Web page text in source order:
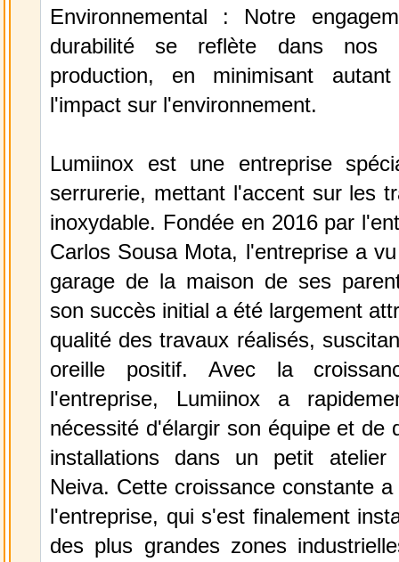
Environnemental : Notre
durabilité se reflète dans nos
production, en minimisant
l'impact sur l'environnement.
Lumiinox est une entreprise
serrurerie, mettant l'accent sur les
inoxydable. Fondée en 2016 par
Carlos Sousa Mota, l'entreprise a
garage de la maison de ses
son succès initial a été largement
qualité des travaux réalisés,
oreille positif. Avec la
l'entreprise, Lumiinox a
nécessité d'élargir son équipe et de
installations dans un petit
Neiva. Cette croissance constante
l'entreprise, qui s'est finalement
des plus grandes zones